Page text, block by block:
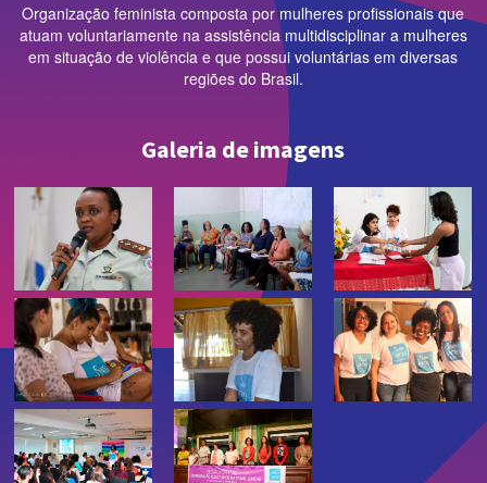
Organização feminista composta por mulheres profissionais que
atuam voluntariamente na assistência multidisciplinar a mulheres
em situação de violência e que possui voluntárias em diversas
regiões do Brasil.
Galeria de imagens